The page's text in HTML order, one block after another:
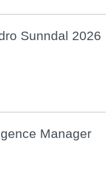
Sunndal 2026
Manager